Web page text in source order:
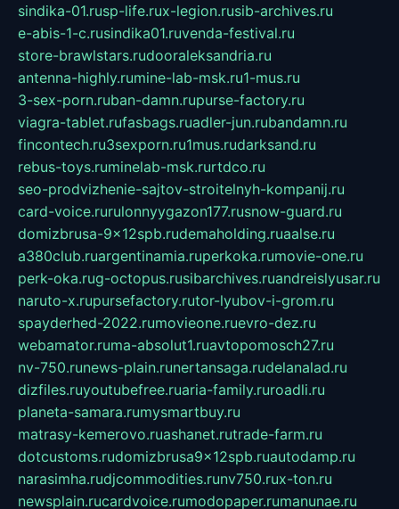
sindika-01.rusp-life.rux-legion.rusib-archives.ru
e-abis-1-c.rusindika01.ruvenda-festival.ru
store-brawlstars.rudooraleksandria.ru
antenna-highly.rumine-lab-msk.ru1-mus.ru
3-sex-porn.ruban-damn.rupurse-factory.ru
viagra-tablet.rufasbags.ruadler-jun.rubandamn.ru
fincontech.ru3sexporn.ru1mus.rudarksand.ru
rebus-toys.ruminelab-msk.rurtdco.ru
seo-prodvizhenie-sajtov-stroitelnyh-kompanij.ru
card-voice.rurulonnyygazon177.rusnow-guard.ru
domizbrusa-9x12spb.rudemaholding.ruaalse.ru
a380club.ruargentinamia.ruperkoka.rumovie-one.ru
perk-oka.rug-octopus.rusibarchives.ruandreislyusar.ru
naruto-x.rupursefactory.rutor-lyubov-i-grom.ru
spayderhed-2022.rumovieone.ruevro-dez.ru
webamator.ruma-absolut1.ruavtopomosch27.ru
nv-750.runews-plain.runertansaga.rudelanalad.ru
dizfiles.ruyoutubefree.ruaria-family.ruroadli.ru
planeta-samara.rumysmartbuy.ru
matrasy-kemerovo.ruashanet.rutrade-farm.ru
dotcustoms.rudomizbrusa9x12spb.ruautodamp.ru
narasimha.rudjcommodities.runv750.rux-ton.ru
newsplain.rucardvoice.rumodopaper.rumanunae.ru